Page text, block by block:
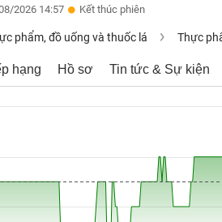
2026 14:57 Kết thúc phiên
phẩm, đồ uống và thuốc lá Thực
hạng Hồ sơ Tin tức & Sự kiện